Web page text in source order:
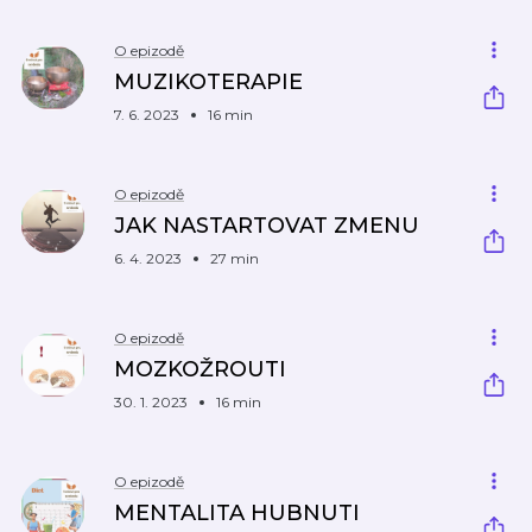
O epizodě
MUZIKOTERAPIE
7. 6. 2023 16 min
O epizodě
JAK NASTARTOVAT ZMENU
6. 4. 2023 27 min
O epizodě
MOZKOŽROUTI
30. 1. 2023 16 min
O epizodě
MENTALITA HUBNUTI